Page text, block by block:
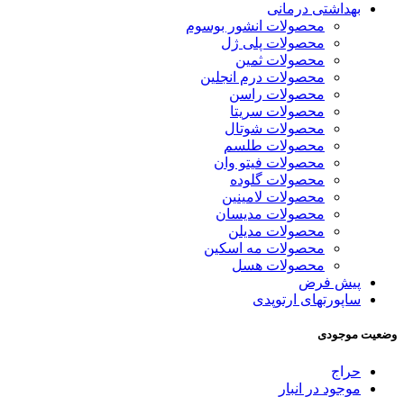
بهداشتی درمانی
محصولات انشور بوسوم
محصولات پلی ژل
محصولات ثمین
محصولات درم انجلین
محصولات راسن
محصولات سریتا
محصولات شوتال
محصولات طلسم
محصولات فیتو وان
محصولات گلوده
محصولات لامینین
محصولات مدیسان
محصولات مدیلن
محصولات مه اسکین
محصولات هسل
پیش فرض
ساپورتهای ارتوپدی
وضعیت موجودی
حراج
موجود در انبار